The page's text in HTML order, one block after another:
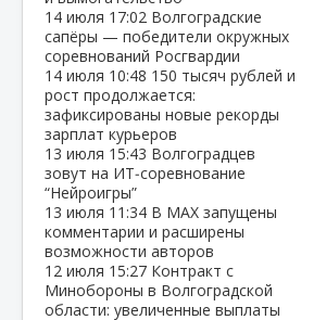
14 июля 17:02 Волгоградские
сапёры — победители окружных
соревнований Росгвардии
14 июля 10:48 150 тысяч рублей и
рост продолжается:
зафиксированы новые рекорды
зарплат курьеров
13 июля 15:43 Волгоградцев
зовут на ИТ‑соревнование
“Нейроигры”
13 июля 11:34 В МАХ запущены
комментарии и расширены
возможности авторов
12 июля 15:27 Контракт с
Минобороны в Волгоградской
области: увеличенные выплаты